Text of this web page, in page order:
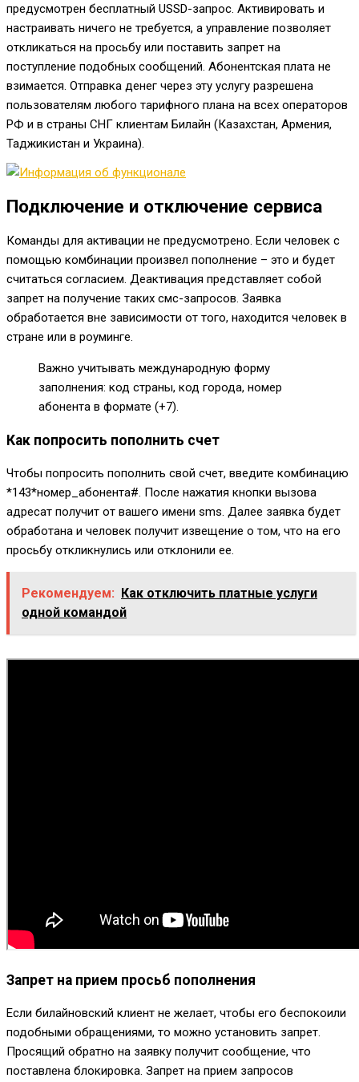
предусмотрен бесплатный USSD-запрос. Активировать и
настраивать ничего не требуется, а управление позволяет
откликаться на просьбу или поставить запрет на
поступление подобных сообщений. Абонентская плата не
взимается. Отправка денег через эту услугу разрешена
пользователям любого тарифного плана на всех операторов
РФ и в страны СНГ клиентам Билайн (Казахстан, Армения,
Таджикистан и Украина).
Подключение и отключение сервиса
Команды для активации не предусмотрено. Если человек с
помощью комбинации произвел пополнение – это и будет
считаться согласием. Деактивация представляет собой
запрет на получение таких смс-запросов. Заявка
обработается вне зависимости от того, находится человек в
стране или в роуминге.
Важно учитывать международную форму
заполнения: код страны, код города, номер
абонента в формате (+7).
Как попросить пополнить счет
Чтобы попросить пополнить свой счет, введите комбинацию
*143*номер_абонента#. После нажатия кнопки вызова
адресат получит от вашего имени sms. Далее заявка будет
обработана и человек получит извещение о том, что на его
просьбу откликнулись или отклонили ее.
Рекомендуем: Как отключить платные услуги
одной командой
Запрет на прием просьб пополнения
Если билайновский клиент не желает, чтобы его беспокоили
подобными обращениями, то можно установить запрет.
Просящий обратно на заявку получит сообщение, что
поставлена блокировка. Запрет на прием запросов